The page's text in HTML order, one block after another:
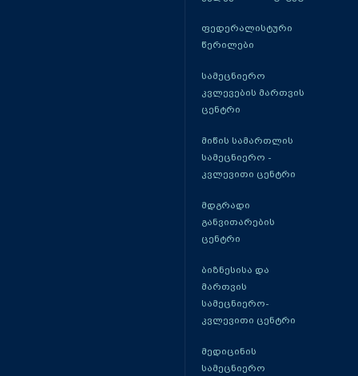
ფედერალისტური
წერილები
სამეცნიერო
კვლევების მართვის
ცენტრი
მიწის სამართლის
სამეცნიერო -
კვლევითი ცენტრი
მდგრადი
განვითარების
ცენტრი
ბიზნესისა და
მართვის
სამეცნიერო-
კვლევითი ცენტრი
მედიცინის
სამეცნიერო